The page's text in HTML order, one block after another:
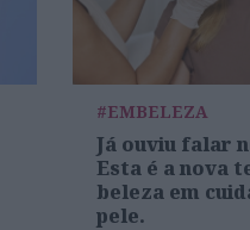
#EMBELEZA
Já ouviu falar
Esta é a nova
beleza em
pele.